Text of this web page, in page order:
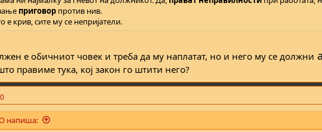
приговор против нив.
е крив, сите му се непријатели.
е обичниот човек и треба да му наплатат, но и него му се должни
правиме тука, кој закон го штити него?
напиша: